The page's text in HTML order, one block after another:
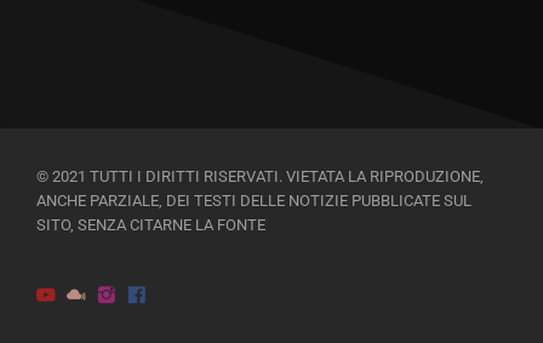
© 2021 TUTTI I DIRITTI RISERVATI. VIETATA LA RIPRODUZIONE,
ANCHE PARZIALE, DEI TESTI DELLE NOTIZIE PUBBLICATE SUL
SITO, SENZA CITARNE LA FONTE